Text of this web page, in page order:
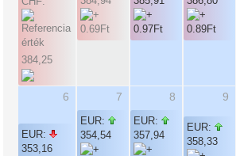
384,25
6
EUR:
353,16
7
EUR:
354,54
8
EUR:
357,94
9
EUR:
358,33